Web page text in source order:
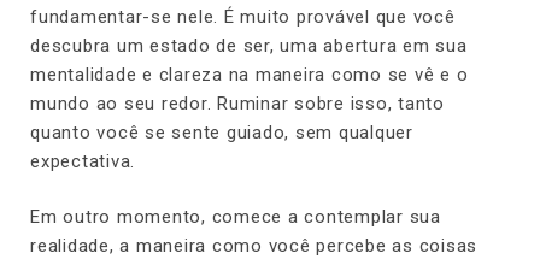
fundamentar-se nele. É muito provável que você
descubra um estado de ser, uma abertura em sua
mentalidade e clareza na maneira como se vê e o
mundo ao seu redor. Ruminar sobre isso, tanto
quanto você se sente guiado, sem qualquer
expectativa.
Em outro momento, comece a contemplar sua
realidade, a maneira como você percebe as coisas